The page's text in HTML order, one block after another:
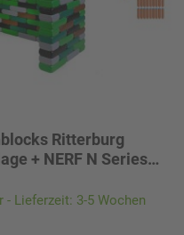
Ritterburg
+ NERF N Series
- Lieferzeit: 3-5 Wochen